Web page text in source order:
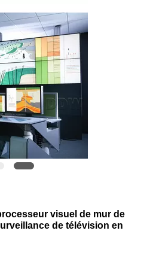
visuel de mur de
de télévision en